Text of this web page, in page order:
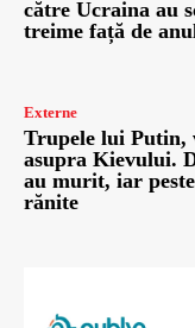
către Ucraina au
treime față de
Externe
Trupele lui Putin,
asupra Kievului.
au murit, iar
rănite